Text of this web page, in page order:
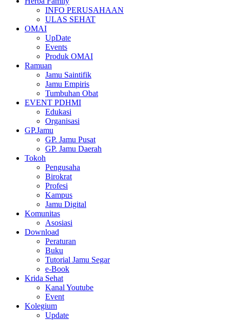
INFO PERUSAHAAN
ULAS SEHAT
OMAI
UpDate
Events
Produk OMAI
Ramuan
Jamu Saintifik
Jamu Empiris
Tumbuhan Obat
EVENT PDHMI
Edukasi
Organisasi
GP.Jamu
GP. Jamu Pusat
GP. Jamu Daerah
Tokoh
Pengusaha
Birokrat
Profesi
Kampus
Jamu Digital
Komunitas
Asosiasi
Download
Peraturan
Buku
Tutorial Jamu Segar
e-Book
Krida Sehat
Kanal Youtube
Event
Kolegium
Update